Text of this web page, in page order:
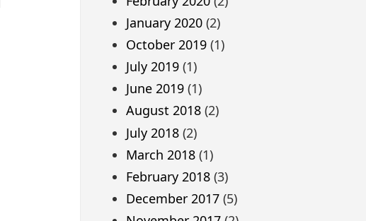
January 2020(2)
October 2019(1)
July 2019(1)
June 2019(1)
August 2018(2)
July 2018(2)
March 2018(1)
February 2018(3)
December 2017(5)